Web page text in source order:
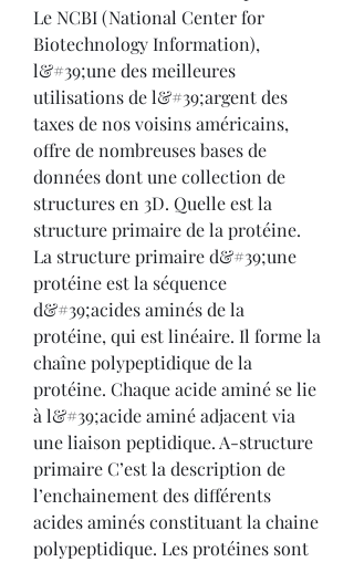
Le NCBI (National Center for
Biotechnology Information),
l&#39;une des meilleures
utilisations de l&#39;argent des
taxes de nos voisins américains,
offre de nombreuses bases de
données dont une collection de
structures en 3D. Quelle est la
structure primaire de la protéine.
La structure primaire d&#39;une
protéine est la séquence
d&#39;acides aminés de la
protéine, qui est linéaire. Il forme la
chaîne polypeptidique de la
protéine. Chaque acide aminé se lie
à l&#39;acide aminé adjacent via
une liaison peptidique. A-structure
primaire C’est la description de
l’enchainement des différents
acides aminés constituant la chaine
polypeptidique. Les protéines sont